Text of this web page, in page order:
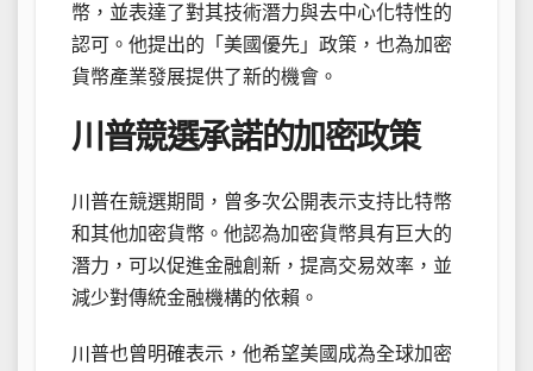
幣，並表達了對其技術潛力與去中心化特性的
認可。他提出的「美國優先」政策，也為加密
貨幣產業發展提供了新的機會。
川普競選承諾的加密政策
川普在競選期間，曾多次公開表示支持比特幣
和其他加密貨幣。他認為加密貨幣具有巨大的
潛力，可以促進金融創新，提高交易效率，並
減少對傳統金融機構的依賴。
川普也曾明確表示，他希望美國成為全球加密